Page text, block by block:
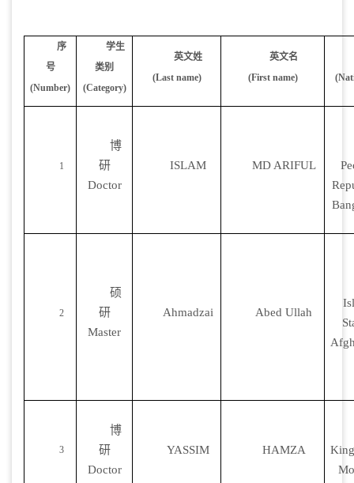
序
号
(Number)
学生
类别
(Category)
英文姓
(Last name)
英文名
(First name)
1
博
研
Doctor
ISLAM MD ARIFUL
2
硕
研
Master
Ahmadzai Abed Ullah
3
博
研
Doctor
YASSIM HAMZA